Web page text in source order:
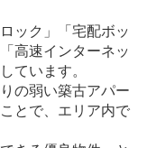
ック」「宅配ボッ
高速インターネッ
ています。
の弱い築古アパー
とで、エリア内で